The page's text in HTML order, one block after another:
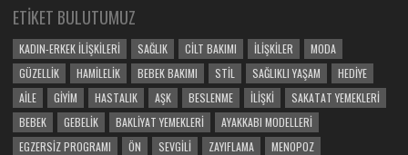
ETIKET BULUTUMUZ
KADIN-ERKEK İLIŞKILERI SAĞLIK CILT BAKIMI İLIŞKILER
MODA
GÜZELLIK
HAMILELIK BEBEK BAKIMI STIL SAĞLIKLI YAŞAM
HEDIYE
AILE
GIYIM HASTALIK AŞK BESLENME İLIŞKI
SAKATAT YEMEKLERI
BEBEK
GEBELIK BAKLIYAT YEMEKLERI
AYAKKABI MODELLERI
EGZERSIZ PROGRAMI
ÖN SEVGILI ZAYIFLAMA MENOPOZ